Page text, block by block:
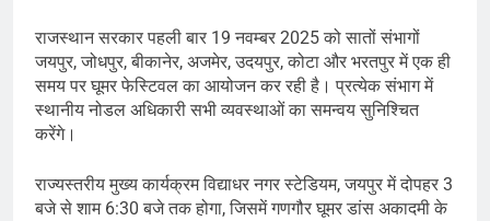
राजस्थान सरकार पहली बार 19 नवम्बर 2025 को सातों संभागों
जयपुर, जोधपुर, बीकानेर, अजमेर, उदयपुर, कोटा और भरतपुर में एक ही
समय पर घूमर फेस्टिवल का आयोजन कर रही है। प्रत्येक संभाग में
स्थानीय नोडल अधिकारी सभी व्यवस्थाओं का समन्वय सुनिश्चित
करेंगे।
राज्यस्तरीय मुख्य कार्यक्रम विद्याधर नगर स्टेडियम, जयपुर में दोपहर 3
बजे से शाम 6:30 बजे तक होगा, जिसमें गणगौर घूमर डांस अकादमी के